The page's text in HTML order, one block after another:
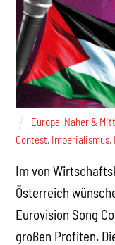
Europa, Naher &
Contest, Imperialismus,
Im von
Österreich
Eurovision Song
großen Profiten.